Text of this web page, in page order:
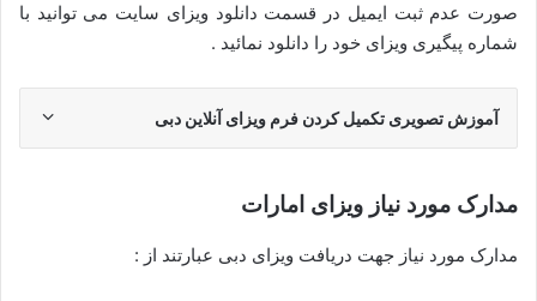
صورت عدم ثبت ایمیل در قسمت دانلود ویزای سایت می توانید با
شماره پیگیری ویزای خود را دانلود نمائید .
آموزش تصویری تکمیل کردن فرم ویزای آنلاین دبی
مدارک مورد نیاز ویزای امارات
مدارک مورد نیاز جهت دریافت ویزای دبی عبارتند از :